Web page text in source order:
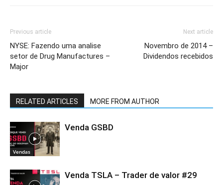
Previous article
NYSE: Fazendo uma analise
setor de Drug Manufactures –
Major
Next article
Novembro de 2014 –
Dividendos recebidos
RELATED ARTICLES MORE FROM AUTHOR
Vendas
Venda GSBD
Venda TSLA – Trader de valor #29